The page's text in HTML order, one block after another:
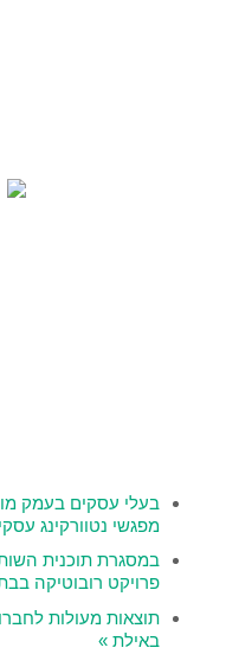
חפר
ל
מפגש הקרוב של
והרצאה של ערן יעקבס
בין מועצה אזורית עמק
הספר היסודיים בזמר »
וחברי מועדון השייט